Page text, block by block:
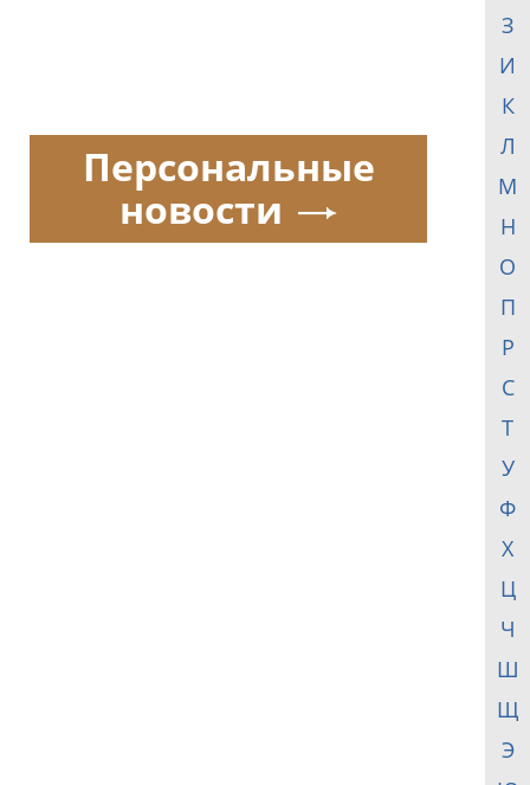
З
И
К
Л
М
Н
О
П
Р
С
Т
У
Ф
Х
Ц
Ч
Ш
Щ
Э
Персональные
новости